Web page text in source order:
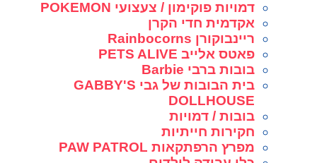
דמויות פוקימון / צעצועי POKEMON
אקדמית חדי הקרן
ריינבוקורן Rainbocorns
פאטס אלייב PETS ALIVE
בובות ברבי Barbie
בית הבובות של גבי GABBY'S
DOLLHOUSE
בובות / דמויות
חקירות חייתיות
מפרץ הרפתקאות PAW PATROL